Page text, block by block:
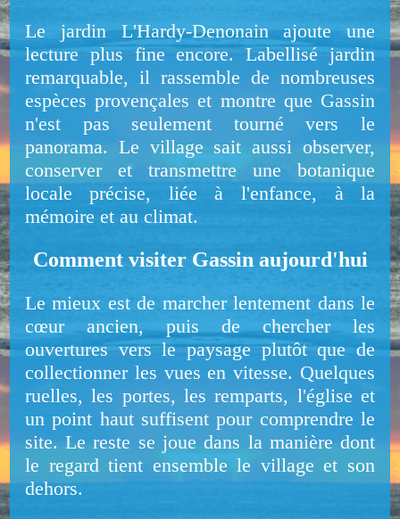
Le jardin L'Hardy-Denonain ajoute une
lecture plus fine encore. Labellisé jardin
remarquable, il rassemble de nombreuses
espèces provençales et montre que Gassin
n'est pas seulement tourné vers le
panorama. Le village sait aussi observer,
conserver et transmettre une botanique
locale précise, liée à l'enfance, à la
mémoire et au climat.
Comment visiter Gassin aujourd'hui
Le mieux est de marcher lentement dans le
cœur ancien, puis de chercher les
ouvertures vers le paysage plutôt que de
collectionner les vues en vitesse. Quelques
ruelles, les portes, les remparts, l'église et
un point haut suffisent pour comprendre le
site. Le reste se joue dans la manière dont
le regard tient ensemble le village et son
dehors.